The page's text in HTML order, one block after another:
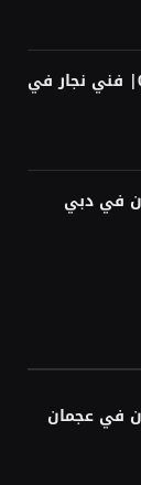
نجار في دبى |0528959204| فني نجار في
في دبي
في عجمان